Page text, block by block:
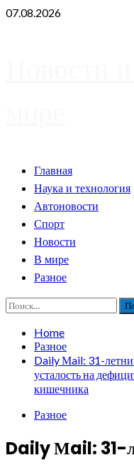
Skip
07.08.2026
PrimaryГлавная
Наука и технология
Автоновости
Спорт
Новости
В мире
Разное
Найти:
Home
Разное
Daily Мail: 31-
усталость на
кишечника
Разное
Daily Мail: 31-